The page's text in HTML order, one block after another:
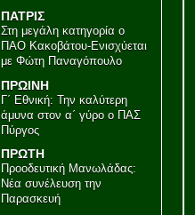
ΠΑΤΡΙΣ
Στη μεγάλη κατηγορία ο
ΠΑΟ Κακοβάτου-Ενισχύεται
με Φώτη Παναγόπουλο
ΠΡΩΙΝΗ
Γ΄ Εθνική: Την καλύτερη
άμυνα στον α΄ γύρο ο ΠΑΣ
Πύργος
ΠΡΩΤΗ
Προοδευτική Μανωλάδας:
Νέα συνέλευση την
Παρασκευή